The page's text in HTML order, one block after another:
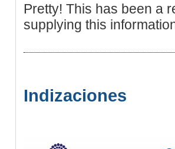
Pretty! This has been a
supplying this
Indizaciones